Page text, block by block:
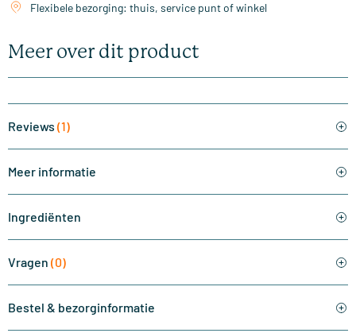
Flexibele bezorging: thuis, service punt of winkel
Meer over dit product
Reviews (1)
Meer informatie
Ingrediënten
Vragen (0)
Bestel & bezorginformatie